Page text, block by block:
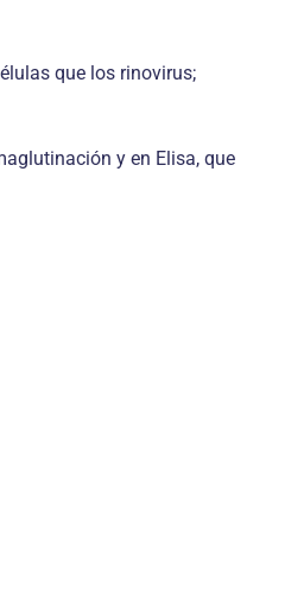
que los rinovirus;
y en Elisa, que